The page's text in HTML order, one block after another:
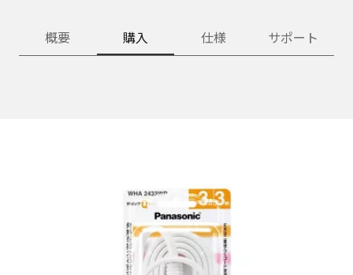
概要 購入 仕様 サポート